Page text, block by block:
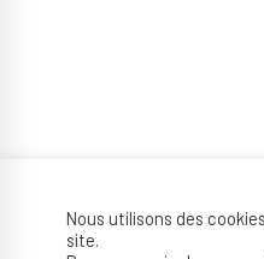
Nous utilisons des
site.